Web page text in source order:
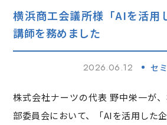
横浜商工会議所様「AIを活用
講師を務めました
2026.06.12 セ
株式会社ナーツの代表 野中栄一が
部委員会において、「AIを活用した